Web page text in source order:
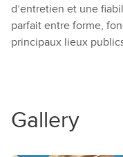
d’entretien et une
parfait entre forme,
principaux lieux
Gallery